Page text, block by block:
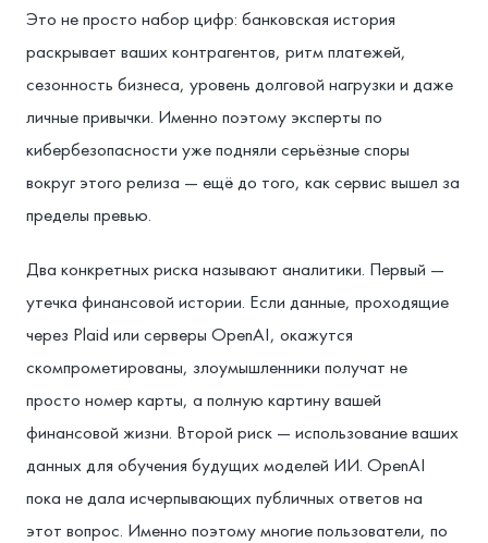
Это не просто набор цифр: банковская история
раскрывает ваших контрагентов, ритм платежей,
сезонность бизнеса, уровень долговой нагрузки и даже
личные привычки. Именно поэтому эксперты по
кибербезопасности уже подняли серьёзные споры
вокруг этого релиза — ещё до того, как сервис вышел за
пределы превью.
Два конкретных риска называют аналитики. Первый —
утечка финансовой истории. Если данные, проходящие
через Plaid или серверы OpenAI, окажутся
скомпрометированы, злоумышленники получат не
просто номер карты, а полную картину вашей
финансовой жизни. Второй риск — использование ваших
данных для обучения будущих моделей ИИ. OpenAI
пока не дала исчерпывающих публичных ответов на
этот вопрос. Именно поэтому многие пользователи, по